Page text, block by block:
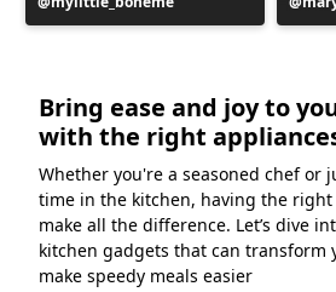
veröffentlicht
Bring ease and joy to
with the right
Whether you're a seasoned chef or
time in the kitchen, having the right
make all the difference. Let’s dive
kitchen gadgets that can transform
make speedy meals easier